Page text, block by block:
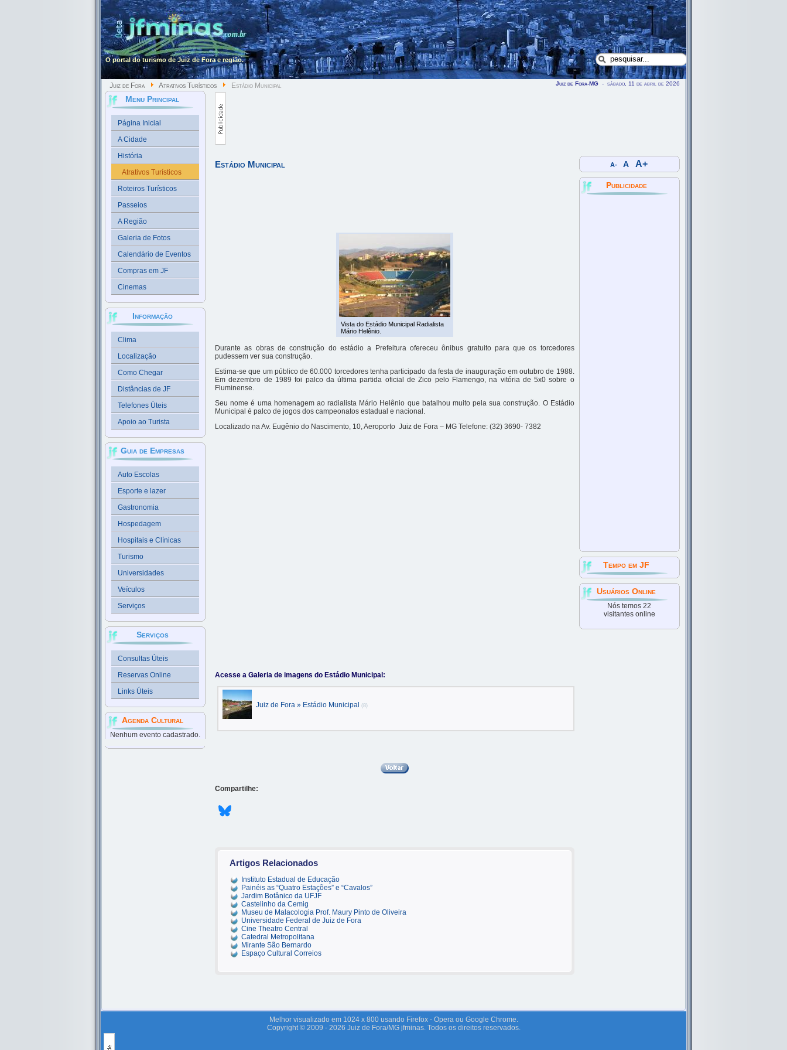
O portal do turismo de Juiz de Fora e região.
Juiz de Fora Atrativos Turísticos Estádio Municipal Juiz de Fora-MG - sábado, 11 de abril de 2026
Menu Principal
Página Inicial
A Cidade
História
Atrativos Turísticos
Roteiros Turísticos
Passeios
A Região
Galeria de Fotos
Calendário de Eventos
Compras em JF
Cinemas
Informação
Clima
Localização
Como Chegar
Distâncias de JF
Telefones Úteis
Apoio ao Turista
Guia de Empresas
Auto Escolas
Esporte e lazer
Gastronomia
Hospedagem
Hospitais e Clínicas
Turismo
Universidades
Veículos
Serviços
Serviços
Consultas Úteis
Reservas Online
Links Úteis
Agenda Cultural
Nenhum evento cadastrado.
Estádio Municipal
Vista do Estádio Municipal Radialista
Mário Helênio.
Durante as obras de construção do estádio a Prefeitura ofereceu ônibus gratuito para que os torcedores
pudessem ver sua construção.
Estima-se que um público de 60.000 torcedores tenha participado da festa de inauguração em outubro de 1988.
Em dezembro de 1989 foi palco da última partida oficial de Zico pelo Flamengo, na vitória de 5x0 sobre o
Fluminense.
Seu nome é uma homenagem ao radialista Mário Helênio que batalhou muito pela sua construção. O Estádio
Municipal é palco de jogos dos campeonatos estadual e nacional.
Localizado na Av. Eugênio do Nascimento, 10, Aeroporto Juiz de Fora – MG Telefone: (32) 3690- 7382
Acesse a Galeria de imagens do Estádio Municipal:
Juiz de Fora » Estádio Municipal (8)
Compartilhe:
Artigos Relacionados
Instituto Estadual de Educação
Painéis as “Quatro Estações” e “Cavalos”
Jardim Botânico da UFJF
Castelinho da Cemig
Museu de Malacologia Prof. Maury Pinto de Oliveira
Universidade Federal de Juiz de Fora
Cine Theatro Central
Catedral Metropolitana
Mirante São Bernardo
Espaço Cultural Correios
A- A A+
Publicidade
Tempo em JF
Usuários Online
Nós temos 22
visitantes online
Melhor visualizado em 1024 x 800 usando Firefox - Opera ou Google Chrome.
Copyright © 2009 - 2026 Juiz de Fora/MG jfminas. Todos os direitos reservados.